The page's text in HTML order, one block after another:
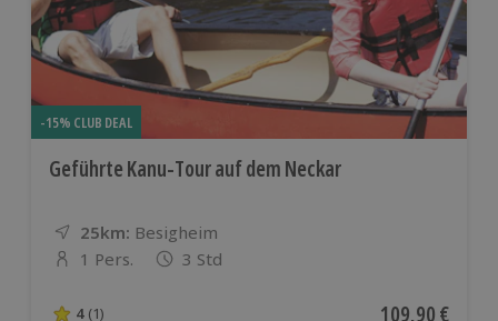
-15% CLUB DEAL
Geführte Kanu-Tour auf dem Neckar
25km: Entfernung
Standort
Besigheim
Anzahl der Teilnehmer
1 Pers. 3 Std
4 (1) Aktueller Preis
109,90 €